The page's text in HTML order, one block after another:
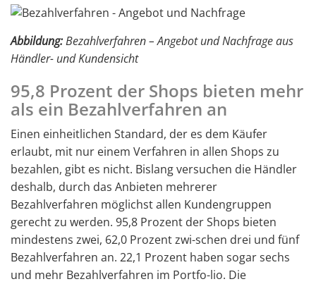
Abbildung:Bezahlverfahren – Angebot und Nachfrage aus
Händler- und Kundensicht
95,8 Prozent der Shops bieten mehr
als ein Bezahlverfahren an
Einen einheitlichen Standard, der es dem Käufer
erlaubt, mit nur einem Verfahren in allen Shops zu
bezahlen, gibt es nicht. Bislang versuchen die Händler
deshalb, durch das Anbieten mehrerer
Bezahlverfahren möglichst allen Kundengruppen
gerecht zu werden. 95,8 Prozent der Shops bieten
mindestens zwei, 62,0 Prozent zwi-schen drei und fünf
Bezahlverfahren an. 22,1 Prozent haben sogar sechs
und mehr Bezahlverfahren im Portfo-lio. Die